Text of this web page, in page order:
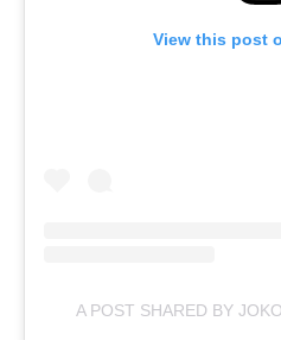
View this post
A POST SHARED BY